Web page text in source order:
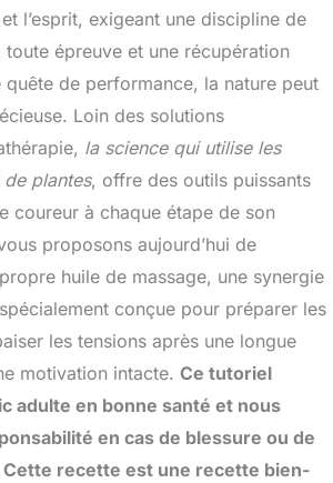
l’esprit, exigeant une discipline de
épreuve et une récupération
de performance, la nature peut
Loin des solutions
la science qui utilise les
plantes, offre des outils puissants
coureur à chaque étape de son
proposons aujourd’hui de
huile de massage, une synergie
conçue pour préparer les
les tensions après une longue
motivation intacte. Ce tutoriel
adulte en bonne santé et nous
en cas de blessure ou de
recette est une recette bien-